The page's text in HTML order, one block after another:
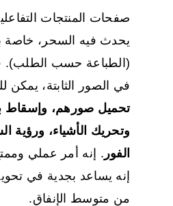
صفحات المنتجات
يحدث فيه السحر، خاصة
(الطباعة حسب الطلب).
في الصور الثابتة، يمكن
تحميل صورهم،
وتحريك الأشياء، ورؤية
الفور . إنه أمر عملي
إنه يساعد بجدية في
من متوسط الإنفاق.